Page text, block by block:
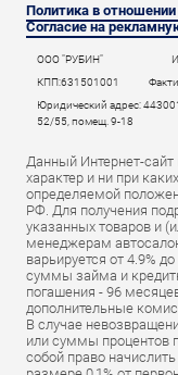
Политика в
Согласие на
ООО "РУБИН"
КПП:631501001
Юридический адрес:
52/55, помещ. 9-18
Данный Интернет-
характер и ни при
определяемой
РФ. Для получения
указанных товаров и
менеджерам
варьируется от 4.9%
суммы займа и
погашения - 96
дополнительные
В случае
или суммы процентов
собой право